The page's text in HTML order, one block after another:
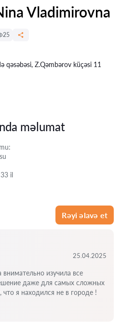
Vladimirovna
25
qəsəbəsi, Z.Qəmbərov küçəsi 11
məlumat
il
Rəyi əlavə et
25.04.2025
изучила все
даже для самых сложных
что я находился не в городе !